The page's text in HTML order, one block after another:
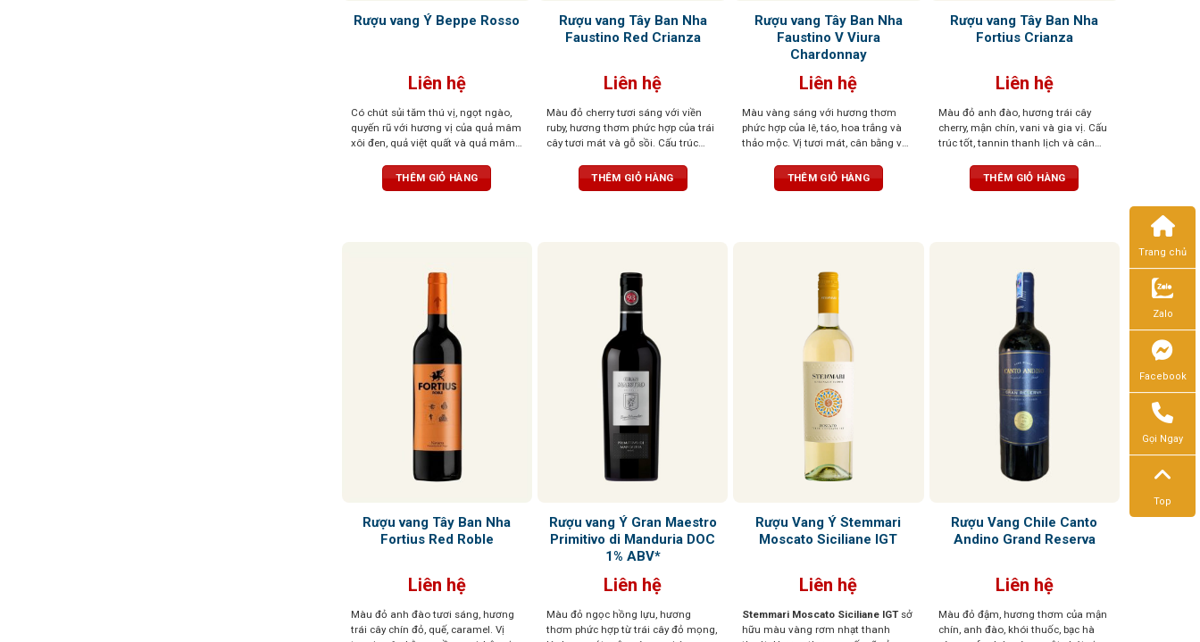
Rượu vang Ý Beppe Rosso
Liên hệ
Có chút sủi tăm thú vị, ngọt ngào,
quyến rũ với hương vị của quả mâm
xôi đen, quả việt quất và quả mâm
THÊM GIỎ HÀNG
Rượu vang Tây Ban Nha
Faustino Red Crianza
Liên hệ
Màu đỏ cherry tươi sáng với viền
ruby, hương thơm phức hợp của trái
cây tươi mát và gỗ sồi. Cấu trúc
ngọt ngàoTHÊM GIỎ HÀNG
Rượu vang Tây Ban Nha
Faustino V Viura
Chardonnay
Liên hệ
Màu vàng sáng với hương thơm
phức hợp của lê, táo, hoa trắng và
thảo mộc. Vị tươi mát, cân bằng và
THÊM GIỎ HÀNG
Rượu vang Tây Ban Nha
Fortius Crianza
Liên hệ
Màu đỏ anh đào, hương trái cây
cherry, mận chín, vani và gia vị. Cấu
trúc tốt, tannin thanh lịch và cân
hương trái cây và gỗ sồi
THÊM GIỎ HÀNG
Rượu vang Tây Ban Nha
Fortius Red Roble
Liên hệ
Màu đỏ anh đào tươi sáng, hương
trái cây chín đỏ, quế, caramel. Vị
Rượu vang Ý Gran Maestro
Primitivo di Manduria DOC
1% ABV*
Liên hệ
Màu đỏ ngọc hồng lựu, hương
thơm phức hợp từ trái cây đỏ mọng,
Rượu Vang Ý Stemmari
Moscato Siciliane IGT
Liên hệ
Stemmari Moscato Siciliane IGTsở
hữu màu vàng rơm nhạt thanh
Rượu Vang Chile Canto
Andino Grand Reserva
Liên hệ
Màu đỏ đậm, hương thơm của mận
chín, anh đào, khói thuốc, bạc hà
Trang chủ
Zalo
Facebook
Gọi Ngay
Top